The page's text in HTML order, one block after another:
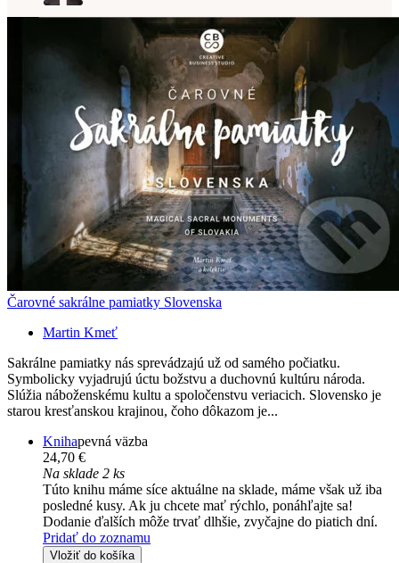
Čarovné sakrálne pamiatky Slovenska
Martin Kmeť
Sakrálne pamiatky nás sprevádzajú už od samého počiatku.
Symbolicky vyjadrujú úctu božstvu a duchovnú kultúru národa.
Slúžia náboženskému kultu a spoločenstvu veriacich. Slovensko je
starou kresťanskou krajinou, čoho dôkazom je...
Knihapevná väzba
24,70 €
Na sklade 2 ks
Túto knihu máme síce aktuálne na sklade, máme však už iba
posledné kusy. Ak ju chcete mať rýchlo, ponáhľajte sa!
Dodanie ďalších môže trvať dlhšie, zvyčajne do piatich dní.
Pridať do zoznamu
Vložiť do košíka